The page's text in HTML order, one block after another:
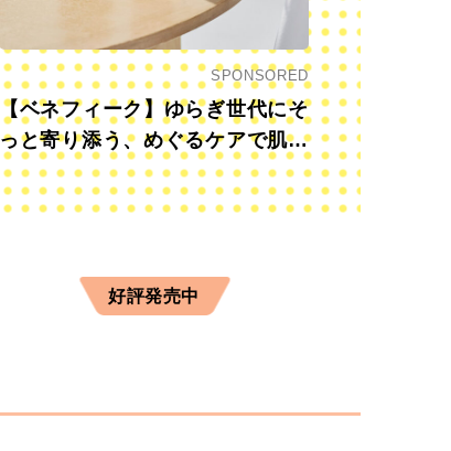
SPONSORED
【ベネフィーク】ゆらぎ世代にそ
っと寄り添う、めぐるケアで肌も
心も前向きに
好評発売中